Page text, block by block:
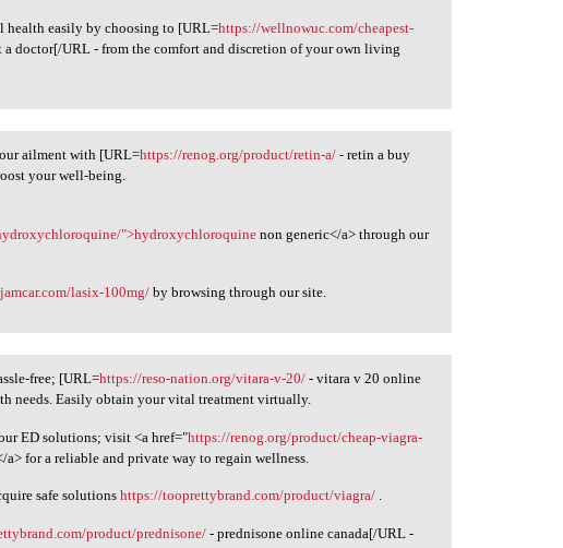
health easily by choosing to [URL=https://wellnowuc.com/cheapest-
a doctor[/URL - from the comfort and discretion of your own living
ailment with [URL=https://renog.org/product/retin-a/ - retin a buy
your well-being.
">hydroxychloroquine non generic</a> through our
lasix-100mg/by browsing through our site.
free; [URL=https://reso-nation.org/vitara-v-20/ - vitara v 20 online
needs. Easily obtain your vital treatment virtually.
ED solutions; visit <a href="https://renog.org/product/cheap-viagra-
for a reliable and private way to regain wellness.
safe solutionshttps://tooprettybrand.com/product/viagra/ .
product/prednisone/ - prednisone online canada[/URL -